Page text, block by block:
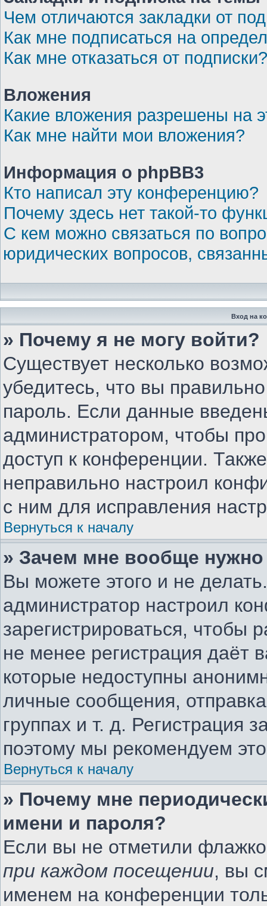
Чем отличаются закладки от
Как мне подписаться на
Как мне отказаться от подписки?
Вложения
Какие вложения разрешены на
Как мне найти мои вложения?
Информация о phpBB3
Кто написал эту конференцию?
Почему здесь нет такой-то
С кем можно связаться по
юридических вопросов,
Вход на
» Почему я не могу войти?
Существует несколько
убедитесь, что вы
пароль. Если данные
администратором, чтобы
доступ к конференции.
неправильно настроил
с ним для исправления
Вернуться к началу
» Зачем мне вообще нужно
Вы можете этого и не
администратор настроил
зарегистрироваться, чтобы
не менее регистрация даёт
которые недоступны
личные сообщения,
группах и т. д. Регистрация
поэтому мы рекомендуем
Вернуться к началу
» Почему мне
имени и пароля?
Если вы не отметили
при каждом посещении, вы
именем на конференции